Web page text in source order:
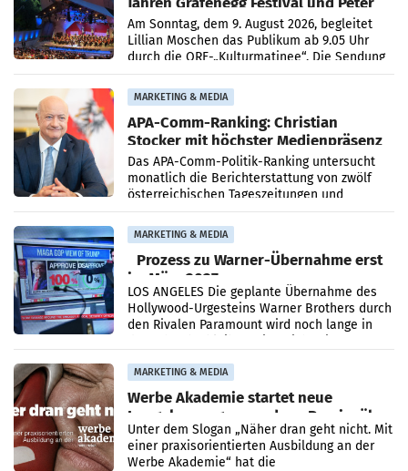
Simonischek
Am Sonntag, dem 9. August 2026, begleitet
Lillian Moschen das Publikum ab 9.05 Uhr
durch die ORF-„Kulturmatinee“. Die Sendung
startet mit der Dokumentation „20 Jahre
Grafenegg
MARKETING & MEDIA
APA-Comm-Ranking: Christian
Stocker mit höchster Medienpräsenz
im Juli
Das APA-Comm-Politik-Ranking untersucht
monatlich die Berichterstattung von zwölf
österreichischen Tageszeitungen und
analysiert, welche Politikerinnen und
Politiker Österreichs die
MARKETING & MEDIA
Prozess zu Warner-Übernahme erst
im März 2027
LOS ANGELES Die geplante Übernahme des
Hollywood-Urgesteins Warner Brothers durch
den Rivalen Paramount wird noch lange in
MARKETING & MEDIA
Werbe Akademie startet neue
Imagekampagne rund um Praxisnähe
Unter dem Slogan „Näher dran geht nicht. Mit
einer praxisorientierten Ausbildung an der
Werbe Akademie“ hat die